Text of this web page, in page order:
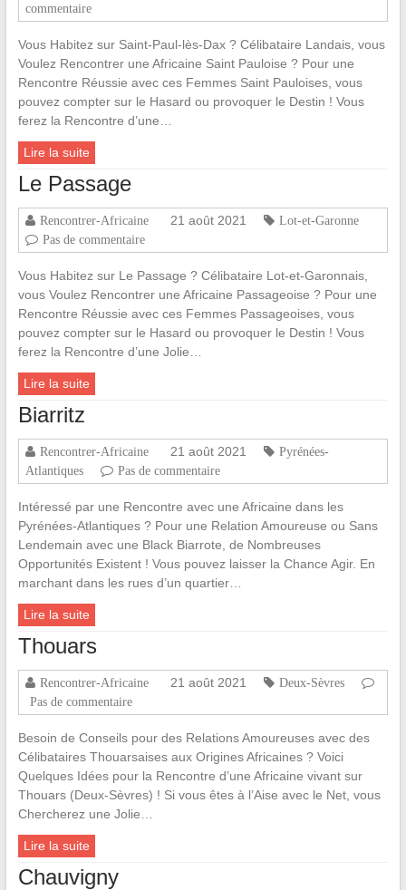
commentaire
Vous Habitez sur Saint-Paul-lès-Dax ? Célibataire Landais, vous
Voulez Rencontrer une Africaine Saint Pauloise ? Pour une
Rencontre Réussie avec ces Femmes Saint Pauloises, vous
pouvez compter sur le Hasard ou provoquer le Destin ! Vous
ferez la Rencontre d’une…
Lire la suite
Le Passage
Rencontrer-Africaine 21 août 2021
Lot-et-Garonne
Pas de commentaire
Vous Habitez sur Le Passage ? Célibataire Lot-et-Garonnais,
vous Voulez Rencontrer une Africaine Passageoise ? Pour une
Rencontre Réussie avec ces Femmes Passageoises, vous
pouvez compter sur le Hasard ou provoquer le Destin ! Vous
ferez la Rencontre d’une Jolie…
Lire la suite
Biarritz
Rencontrer-Africaine 21 août 2021
Pyrénées-
Atlantiques
Pas de commentaire
Intéressé par une Rencontre avec une Africaine dans les
Pyrénées-Atlantiques ? Pour une Relation Amoureuse ou Sans
Lendemain avec une Black Biarrote, de Nombreuses
Opportunités Existent ! Vous pouvez laisser la Chance Agir. En
marchant dans les rues d’un quartier…
Lire la suite
Thouars
Rencontrer-Africaine 21 août 2021
Deux-Sèvres
Pas de commentaire
Besoin de Conseils pour des Relations Amoureuses avec des
Célibataires Thouarsaises aux Origines Africaines ? Voici
Quelques Idées pour la Rencontre d’une Africaine vivant sur
Thouars (Deux-Sèvres) ! Si vous êtes à l’Aise avec le Net, vous
Chercherez une Jolie…
Lire la suite
Chauvigny